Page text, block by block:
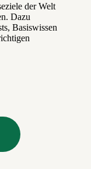
der Welt
Dazu
Basiswissen